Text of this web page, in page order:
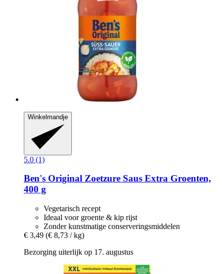
Winkelmandje
5.0 (1)
Ben's Original Zoetzure Saus Extra Groenten,
400 g
Vegetarisch recept
Ideaal voor groente & kip rijst
Zonder kunstmatige conserveringsmiddelen
€ 3,49 (€ 8,73 / kg)
Bezorging uiterlijk op 17. augustus